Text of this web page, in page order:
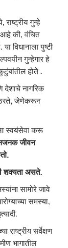
गुन्हे
आहे की, वंचित
विधानाला पुष्टी
गुन्हेगार हे
होते .
देशाचे नागरिक
ठरते, जेणेकरून
स्वयंसेवा करू
जीवन
शक्यता असते.
सामोरे जावे
समस्या,
राष्ट्रीय सर्वेक्षण
भागातील